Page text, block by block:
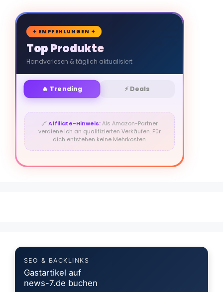
🛒
✦ EMPFEHLUNGEN ✦
Top Produkte
Handverlesen & täglich aktualisiert
🔥 Trending ⚡ Deals
🔗Affiliate-Hinweis:Als Amazon-Partner
verdiene ich an qualifizierten Verkäufen. Für
dich entstehen keine Mehrkosten.
SEO & BACKLINKS
Gastartikel auf
news-7.de buchen